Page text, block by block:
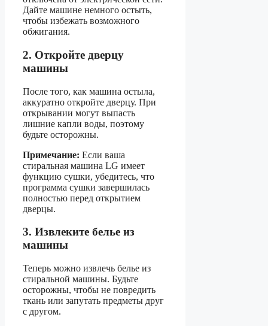
Дайте машине немного остыть,
чтобы избежать возможного
обжигания.
2. Откройте дверцу
машины
После того, как машина остыла,
аккуратно откройте дверцу. При
открывании могут выпасть
лишние капли воды, поэтому
будьте осторожны.
Примечание: Если ваша
стиральная машина LG имеет
функцию сушки, убедитесь, что
программа сушки завершилась
полностью перед открытием
дверцы.
3. Извлеките белье из
машины
Теперь можно извлечь белье из
стиральной машины. Будьте
осторожны, чтобы не повредить
ткань или запутать предметы друг
с другом.